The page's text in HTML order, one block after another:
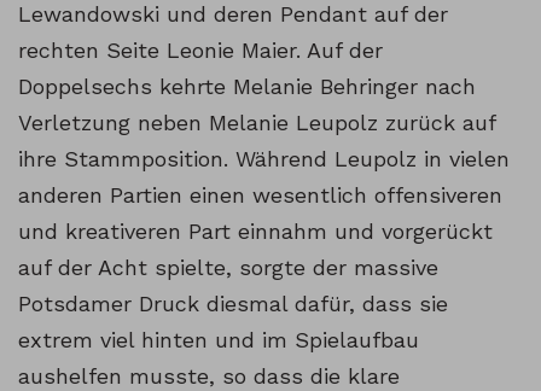
Lewandowski und deren Pendant auf der
rechten Seite Leonie Maier. Auf der
Doppelsechs kehrte Melanie Behringer nach
Verletzung neben Melanie Leupolz zurück auf
ihre Stammposition. Während Leupolz in vielen
anderen Partien einen wesentlich offensiveren
und kreativeren Part einnahm und vorgerückt
auf der Acht spielte, sorgte der massive
Potsdamer Druck diesmal dafür, dass sie
extrem viel hinten und im Spielaufbau
aushelfen musste, so dass die klare